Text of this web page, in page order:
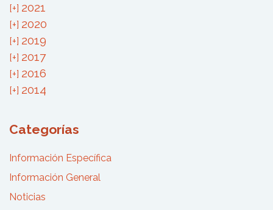
2021
2020
2019
2017
2016
2014
Categorías
Información Específica
Información General
Noticias